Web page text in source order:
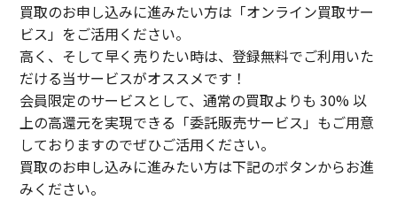
買取のお申し込みに進みたい方は「オンライン買取サー
ビス」をご活用ください。
高く、そして早く売りたい時は、登録無料でご利用いた
だける当サービスがオススメです！
会員限定のサービスとして、通常の買取よりも 30% 以
上の高還元を実現できる「委託販売サービス」もご用意
しておりますのでぜひご活用ください。
買取のお申し込みに進みたい方は下記のボタンからお進
みください。